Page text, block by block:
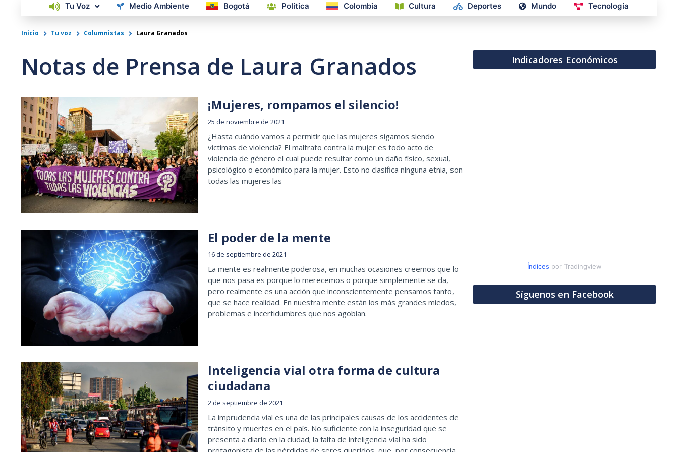
Tu Voz Medio Ambiente Bogotá Política Colombia Cultura Deportes Mundo Tecnología
Inicio Tu voz Columnistas Laura Granados
Notas de Prensa de Laura Granados
¡Mujeres, rompamos el silencio!
25 de noviembre de 2021
¿Hasta cuándo vamos a permitir que las mujeres sigamos siendo
víctimas de violencia? El maltrato contra la mujer es todo acto de
violencia de género el cual puede resultar como un daño físico, sexual,
psicológico o económico para la mujer. Esto no clasifica ninguna etnia, son
todas las mujeres las
El poder de la mente
16 de septiembre de 2021
La mente es realmente poderosa, en muchas ocasiones creemos que lo
que nos pasa es porque lo merecemos o porque simplemente se da,
pero realmente es una acción que inconscientemente pensamos tanto,
que se hace realidad. En nuestra mente están los más grandes miedos,
problemas e incertidumbres que nos agobian.
Inteligencia vial otra forma de cultura
ciudadana
2 de septiembre de 2021
La imprudencia vial es una de las principales causas de los accidentes de
tránsito y muertes en el país. No suficiente con la inseguridad que se
presenta a diario en la ciudad; la falta de inteligencia vial ha sido
Indicadores Económicos
Índices por Tradingview
Síguenos en Facebook